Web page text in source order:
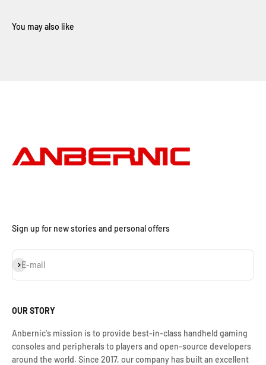
Sign up for new stories and personal offers
E-mail
Iscriviti alla newsletter
OUR STORY
Anbernic's mission is to provide best-in-class handheld gaming
consoles and peripherals to players and open-source developers
around the world. Since 2017, our company has built an excellent